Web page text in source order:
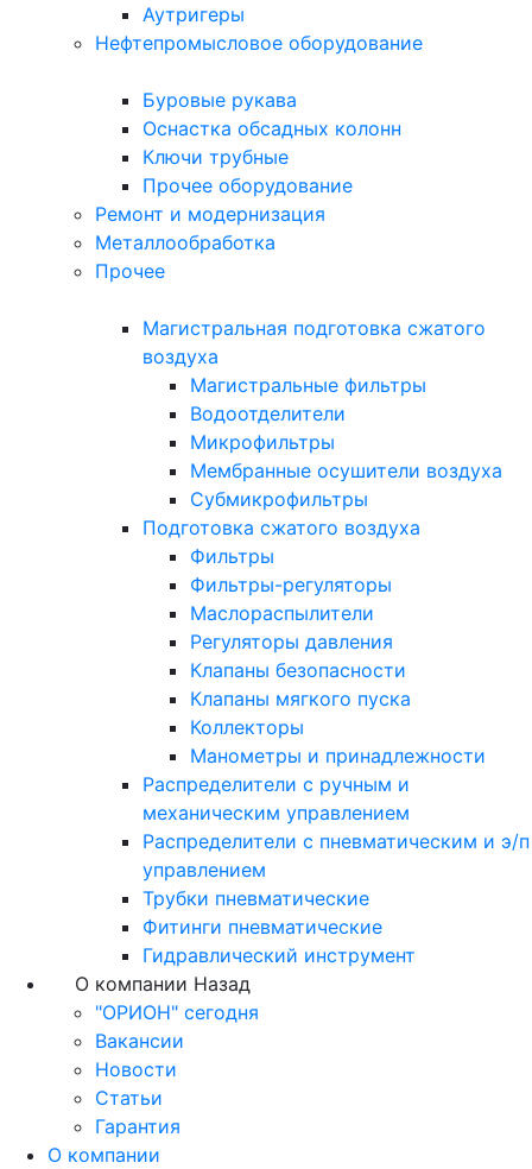
Аутригеры
Нефтепромысловое оборудование
Буровые рукава
Оснастка обсадных колонн
Ключи трубные
Прочее оборудование
Ремонт и модернизация
Металлообработка
Прочее
Магистральная подготовка сжатого
воздуха
Магистральные фильтры
Водоотделители
Микрофильтры
Мембранные осушители воздуха
Субмикрофильтры
Подготовка сжатого воздуха
Фильтры
Фильтры-регуляторы
Маслораспылители
Регуляторы давления
Клапаны безопасности
Клапаны мягкого пуска
Коллекторы
Манометры и принадлежности
Распределители с ручным и
механическим управлением
Распределители с пневматическим и э/п
управлением
Трубки пневматические
Фитинги пневматические
Гидравлический инструмент
О компании Назад
"ОРИОН" сегодня
Вакансии
Новости
Статьи
Гарантия
О компании